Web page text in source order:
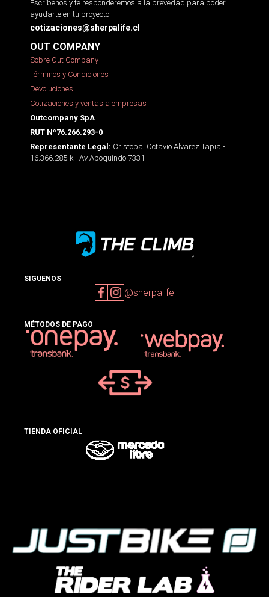
Escríbenos y te responderemos a la brevedad para poder
ayudarte en tu proyecto.
cotizaciones@sherpalife.cl
OUT COMPANY
Sobre Out Company
Términos y Condiciones
Devoluciones
Cotizaciones y ventas a empresas
Outcompany SpA
RUT Nº76.266.293-0
Representante Legal: Cristobal Octavio Alvarez Tapia -
16.366.285-k - Av Apoquindo 7331
SIGUENOS
@sherpalife
MÉTODOS DE PAGO
TIENDA OFICIAL